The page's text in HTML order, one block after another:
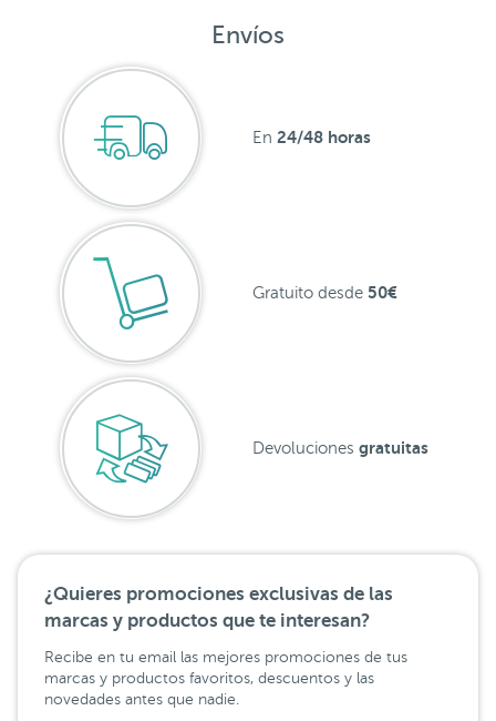
Envíos
En 24/48 horas
Gratuito desde 50€
Devoluciones gratuitas
¿Quieres promociones exclusivas de las
marcas y productos que te interesan?
Recibe en tu email las mejores promociones de tus
marcas y productos favoritos, descuentos y las
novedades antes que nadie.